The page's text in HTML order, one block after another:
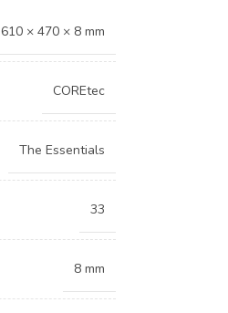
610 × 470 × 8 mm
COREtec
The Essentials
33
8 mm